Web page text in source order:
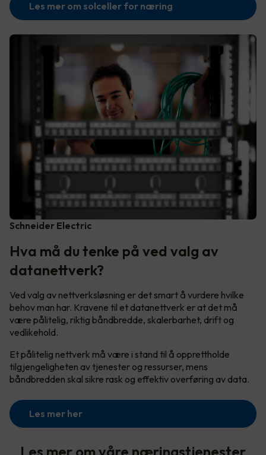
Les mer om solceller for næring
Schneider Electric
Hva må du tenke på ved valg av
datanettverk?
Ved valg av nettverksløsning er det smart å vurdere hvilke
behov man har. Kravene til et datanettverk er at det må
være pålitelig, riktig båndbredde, skalerbarhet, drift og
vedlikehold.
Et pålitelig nettverk må være i stand til å opprettholde
tilgjengeligheten av tjenester og ressurser, mens
båndbredden skal sikre rask og effektiv overføring av data.
Les mer her